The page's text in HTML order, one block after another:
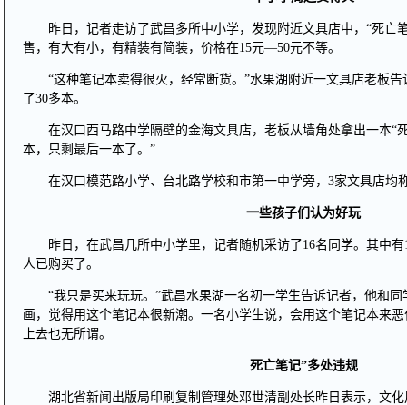
昨日，记者走访了武昌多所中小学，发现附近文具店中，“死亡
售，有大有小，有精装有简装，价格在15元—50元不等。
“这种笔记本卖得很火，经常断货。”水果湖附近一文具店老板
了30多本。
在汉口西马路中学隔壁的金海文具店，老板从墙角处拿出一本“
本，只剩最后一本了。”
在汉口模范路小学、台北路学校和市第一中学旁，3家文具店均
一些孩子们认为好玩
昨日，在武昌几所中小学里，记者随机采访了16名同学。其中有
人已购买了。
“我只是买来玩玩。”武昌水果湖一名初一学生告诉记者，他和同
画，觉得用这个笔记本很新潮。一名小学生说，会用这个笔记本来
上去也无所谓。
死亡笔记”多处违规
湖北省新闻出版局印刷复制管理处邓世清副处长昨日表示，文